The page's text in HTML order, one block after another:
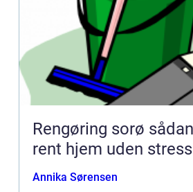
Rengøring sorø sådan får du et
rent hjem uden stress
Annika Sørensen